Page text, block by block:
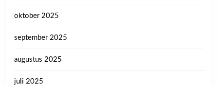
oktober 2025
september 2025
augustus 2025
juli 2025